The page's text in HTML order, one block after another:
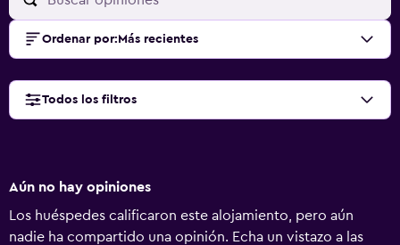
Ordenar por: Más recientes
Todos los filtros
Aún no hay opiniones
Los huéspedes calificaron este alojamiento, pero aún
nadie ha compartido una opinión. Echa un vistazo a las